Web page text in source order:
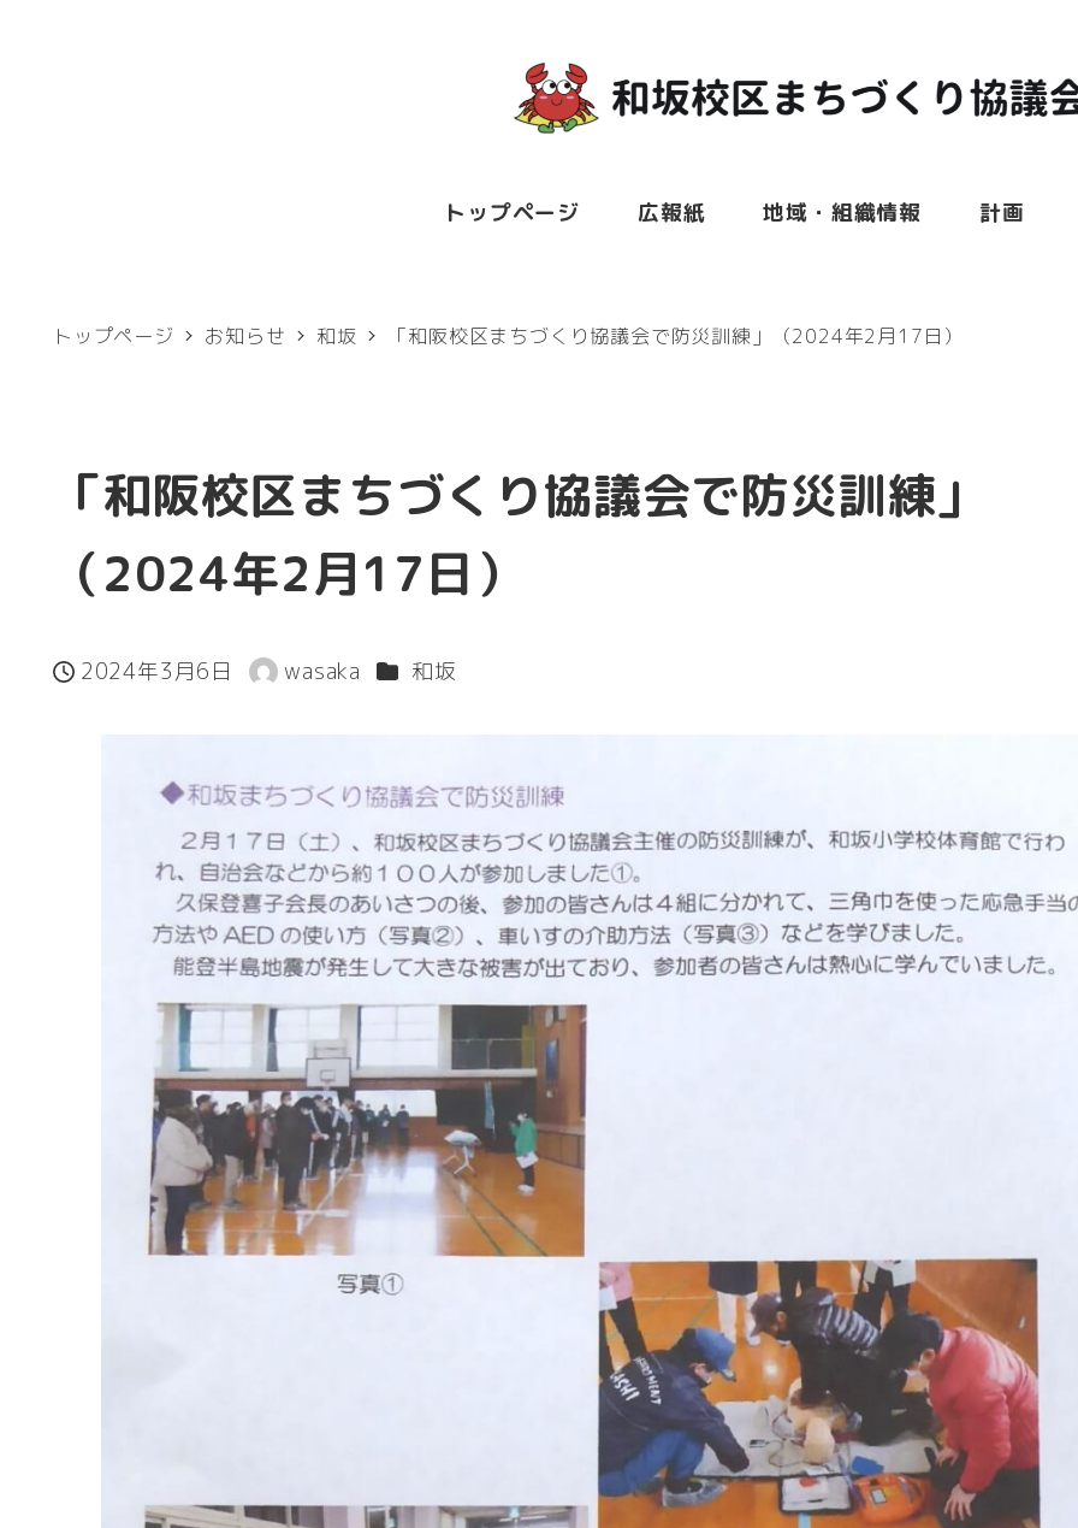
トップページ 広報紙 地域・組織情報 計画
トップページ お知らせ 和坂 「和阪校区まちづくり協議会で防災訓練」（2024年2月17日）
「和阪校区まちづくり協議会で防災訓練」
（2024年2月17日）
投稿日
2024年3月6日
著
wasaka カテゴリー
和坂